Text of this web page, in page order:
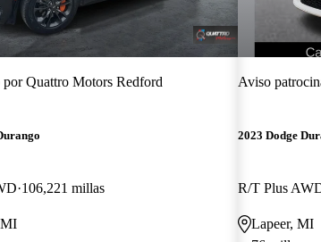
porQuattro Motors Redford
106,221 millas
Aviso
2023 Dodge
R/T Plus
Lapeer, MI